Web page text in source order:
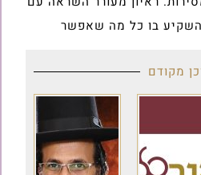
בו כל מה שאפשר
מקודם